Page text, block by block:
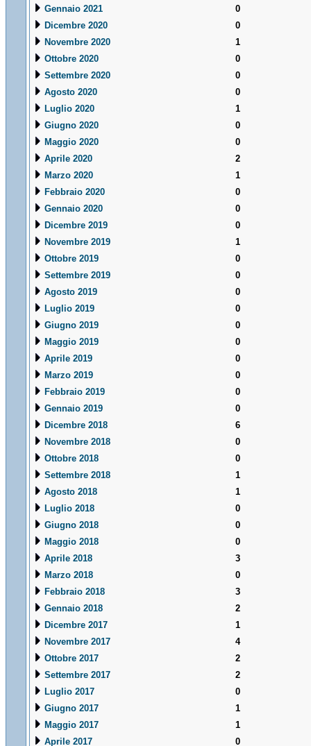
Gennaio 2021
0
Dicembre 2020
0
Novembre 2020
1
Ottobre 2020
0
Settembre 2020
0
Agosto 2020
0
Luglio 2020
1
Giugno 2020
0
Maggio 2020
0
Aprile 2020
2
Marzo 2020
1
Febbraio 2020
0
Gennaio 2020
0
Dicembre 2019
0
Novembre 2019
1
Ottobre 2019
0
Settembre 2019
0
Agosto 2019
0
Luglio 2019
0
Giugno 2019
0
Maggio 2019
0
Aprile 2019
0
Marzo 2019
0
Febbraio 2019
0
Gennaio 2019
0
Dicembre 2018
6
Novembre 2018
0
Ottobre 2018
0
Settembre 2018
1
Agosto 2018
1
Luglio 2018
0
Giugno 2018
0
Maggio 2018
0
Aprile 2018
3
Marzo 2018
0
Febbraio 2018
3
Gennaio 2018
2
Dicembre 2017
1
Novembre 2017
4
Ottobre 2017
2
Settembre 2017
2
Luglio 2017
0
Giugno 2017
1
Maggio 2017
1
Aprile 2017
0